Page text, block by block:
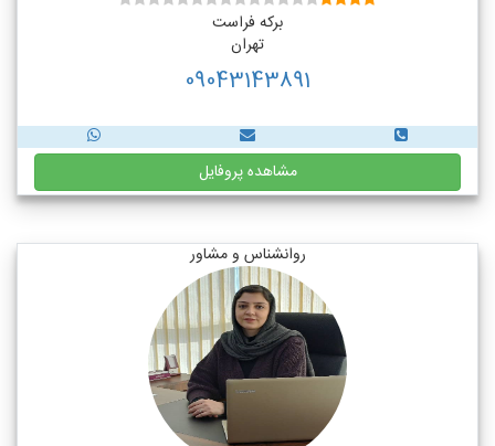
برکه فراست
تهران
09043143891
مشاهده پروفایل
روانشناس و مشاور